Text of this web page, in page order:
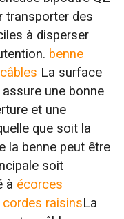
transporter des
à disperser
benne
La surface
une bonne
et une
que soit la
la benne peut être
soit
à écorces
raisinsLa